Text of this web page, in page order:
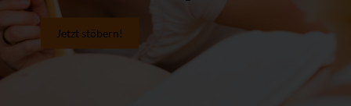
Jetzt stöbern!